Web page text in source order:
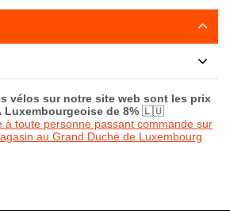
vélos sur notre site web sont les prix
Luxembourgeoise de 8% 🇱🇺
à toute personne passant commande sur
au Grand Duché de Luxembourg